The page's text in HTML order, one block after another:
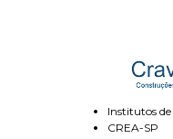
Institutos
CREA-SP